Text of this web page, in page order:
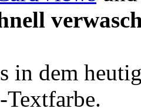
in dem
Textfarbe.